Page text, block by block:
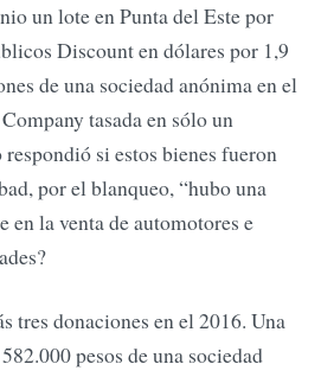
un lote en Punta del Este por
Discount en dólares por 1,9
de una sociedad anónima en el
tasada en sólo un
si estos bienes fueron
por el blanqueo, “hubo una
en la venta de automotores e
tres donaciones en el 2016. Una
pesos de una sociedad